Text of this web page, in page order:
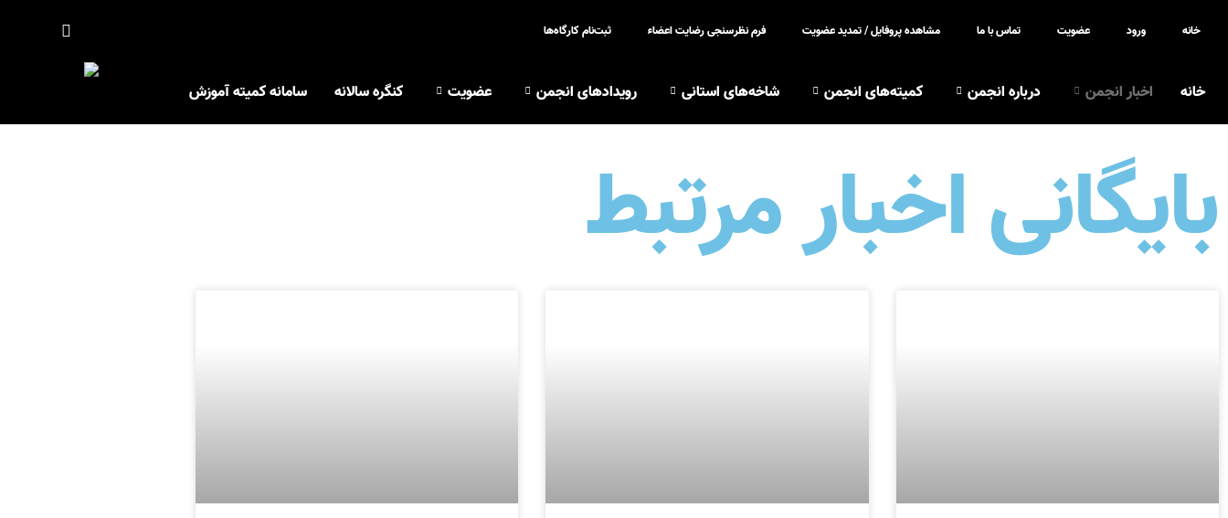
خانه ورود عضویت تماس با ما مشاهده پروفایل / تمدید عضویت فرم نظر‌سنجی رضایت اعضاء ثبت‌نام کارگاه‌ها
خانه اخبار انجمن درباره انجمن کمیته‌های انجمن شاخه‌های استانی رویدادهای انجمن عضویت کنگره سالانه سامانه کمیته آموزش
بایگانی اخبار مرتبط